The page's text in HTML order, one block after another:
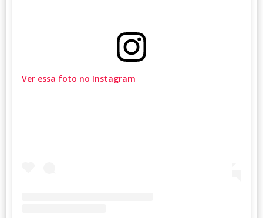
Ver essa foto no Instagram